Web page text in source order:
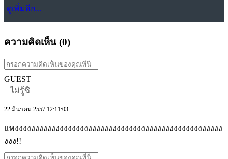
ดูเพิ่มอีก...
ความคิดเห็น (0)
GUEST
ไม่รู้ซิ
22 มีนาคม 2557 12:11:03
แพงงงงงงงงงงงงงงงงงงงงงงงงงงงงงงงงงงงงงงงงงงงงงงงงงงง
งงง!!